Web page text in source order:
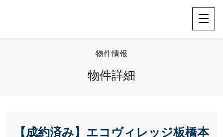
物件情報
物件詳細
【成約済み】エコヴィレッジ板橋本